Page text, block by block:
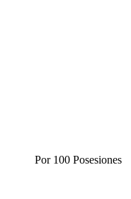
Por 100 Posesiones